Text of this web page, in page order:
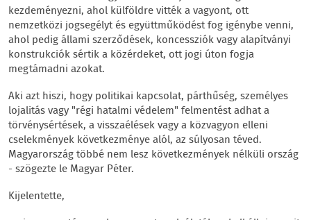
kezdeményezni, ahol külföldre vitték a vagyont, ott
nemzetközi jogsegélyt és együttműködést fog igénybe venni,
ahol pedig állami szerződések, koncessziók vagy alapítványi
konstrukciók sértik a közérdeket, ott jogi úton fogja
megtámadni azokat.
Aki azt hiszi, hogy politikai kapcsolat, párthűség, személyes
lojalitás vagy "régi hatalmi védelem" felmentést adhat a
törvénysértések, a visszaélések vagy a közvagyon elleni
cselekmények következménye alól, az súlyosan téved.
Magyarország többé nem lesz következmények nélküli ország
- szögezte le Magyar Péter.
Kijelentette,